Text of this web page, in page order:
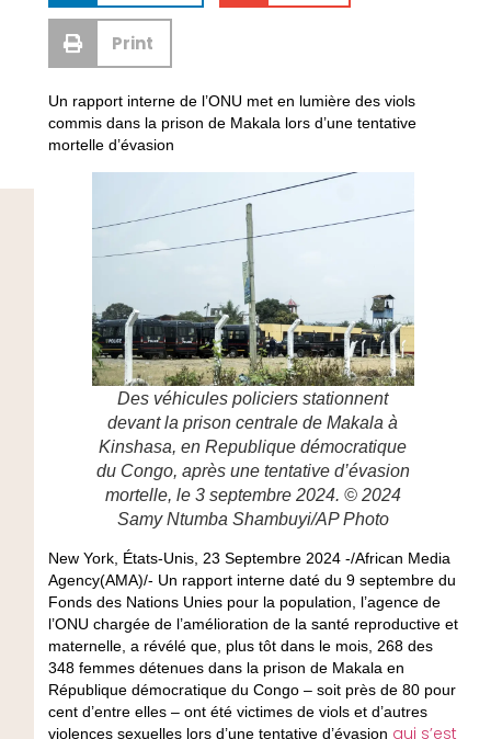
Print
Un rapport interne de l’ONU met en lumière des viols
commis dans la prison de Makala lors d’une tentative
mortelle d’évasion
Des véhicules policiers stationnent
devant la prison centrale de Makala à
Kinshasa, en Republique démocratique
du Congo, après une tentative d’évasion
mortelle, le 3 septembre 2024. © 2024
Samy Ntumba Shambuyi/AP Photo
New York, États-Unis, 23 Septembre 2024 -/African Media
Agency(AMA)/- Un rapport interne daté du 9 septembre du
Fonds des Nations Unies pour la population, l’agence de
l’ONU chargée de l’amélioration de la santé reproductive et
maternelle, a révélé que, plus tôt dans le mois, 268 des
348 femmes détenues dans la prison de Makala en
République démocratique du Congo – soit près de 80 pour
cent d’entre elles – ont été victimes de viols et d’autres
violences sexuelles lors d’une tentative d’évasion qui s’est